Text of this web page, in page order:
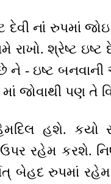
નાંં રુપમાં
શ્રેષ્ટ ઇષ્ટ
ને - ઇષ્ટ
માં જોવાથી
હશે.
ઉપર રહેમ કરશે.
બેહદ રુપમાં